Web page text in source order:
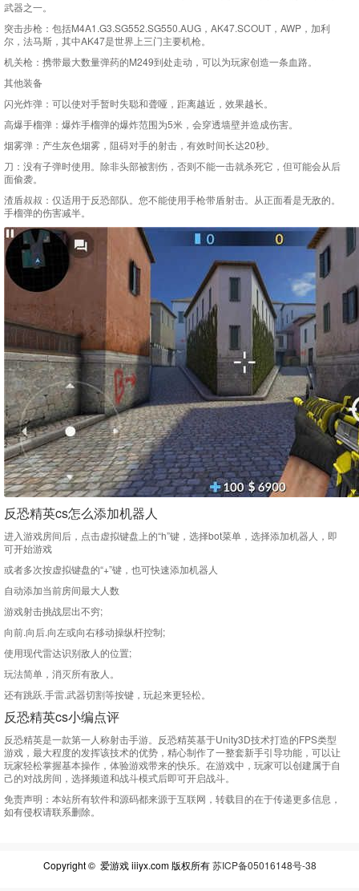
武器之一。
突击步枪：包括M4A1.G3.SG552.SG550.AUG，AK47.SCOUT，AWP，加利
尔，法马斯，其中AK47是世界上三门主要机枪。
机关枪：携带最大数量弹药的M249到处走动，可以为玩家创造一条血路。
其他装备
闪光炸弹：可以使对手暂时失聪和聋哑，距离越近，效果越长。
高爆手榴弹：爆炸手榴弹的爆炸范围为5米，会穿透墙壁并造成伤害。
烟雾弹：产生灰色烟雾，阻碍对手的射击，有效时间长达20秒。
刀：没有子弹时使用。除非头部被割伤，否则不能一击就杀死它，但可能会从后
面偷袭。
渣盾叔叔：仅适用于反恐部队。您不能使用手枪带盾射击。从正面看是无敌的。
手榴弹的伤害减半。
反恐精英cs怎么添加机器人
进入游戏房间后，点击虚拟键盘上的“h”键，选择bot菜单，选择添加机器人，即
可开始游戏
或者多次按虚拟键盘的“+”键，也可快速添加机器人
自动添加当前房间最大人数
游戏射击挑战层出不穷;
向前.向后.向左或向右移动操纵杆控制;
使用现代雷达识别敌人的位置;
玩法简单，消灭所有敌人。
还有跳跃.手雷.武器切割等按键，玩起来更轻松。
反恐精英cs小编点评
反恐精英是一款第一人称射击手游。反恐精英基于Unity3D技术打造的FPS类型
游戏，最大程度的发挥该技术的优势，精心制作了一整套新手引导功能，可以让
玩家轻松掌握基本操作，体验游戏带来的快乐。在游戏中，玩家可以创建属于自
己的对战房间，选择频道和战斗模式后即可开启战斗。
免责声明： 本站所有软件和源码都来源于互联网，转载目的在于传递更多信息，
如有侵权请联系删除。
Copyright © 爱游戏 iiiyx.com 版权所有苏ICP备05016148号-38